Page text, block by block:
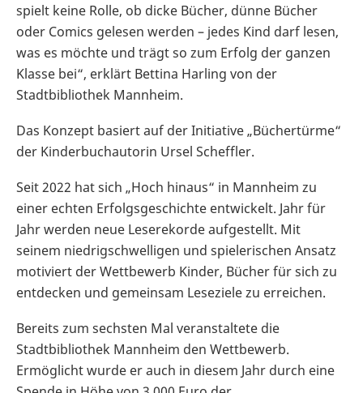
spielt keine Rolle, ob dicke Bücher, dünne Bücher
oder Comics gelesen werden – jedes Kind darf lesen,
was es möchte und trägt so zum Erfolg der ganzen
Klasse bei“, erklärt Bettina Harling von der
Stadtbibliothek Mannheim.
Das Konzept basiert auf der Initiative „Büchertürme“
der Kinderbuchautorin Ursel Scheffler.
Seit 2022 hat sich „Hoch hinaus“ in Mannheim zu
einer echten Erfolgsgeschichte entwickelt. Jahr für
Jahr werden neue Leserekorde aufgestellt. Mit
seinem niedrigschwelligen und spielerischen Ansatz
motiviert der Wettbewerb Kinder, Bücher für sich zu
entdecken und gemeinsam Leseziele zu erreichen.
Bereits zum sechsten Mal veranstaltete die
Stadtbibliothek Mannheim den Wettbewerb.
Ermöglicht wurde er auch in diesem Jahr durch eine